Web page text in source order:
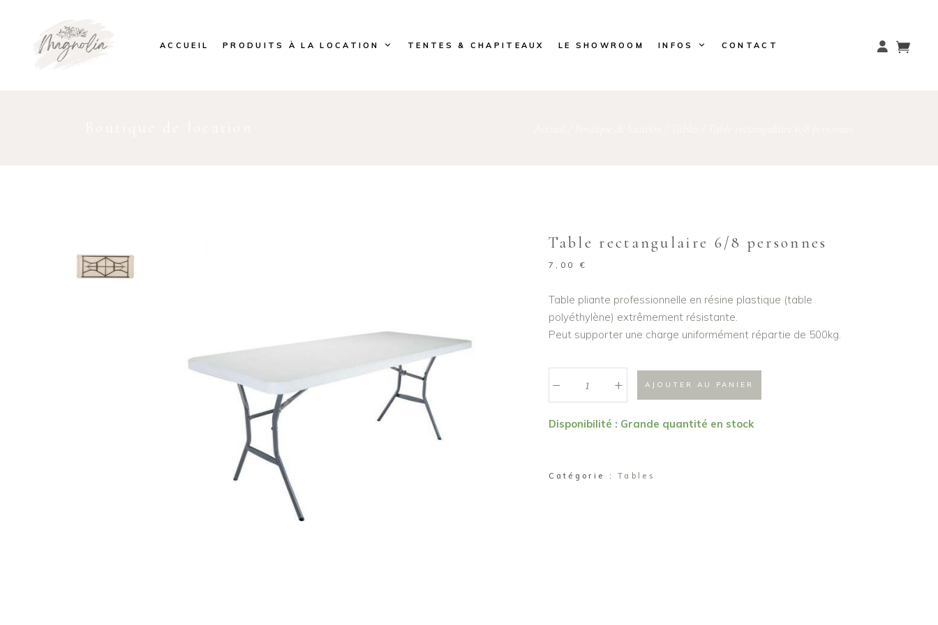
ACCUEIL PRODUITS À LA LOCATION TENTES & CHAPITEAUX LE SHOWROOM INFOS CONTACT
Table rectangulaire 6/8 personnes
7,00 €
Table pliante professionnelle en résine plastique (table
polyéthylène) extrêmement résistante.
Peut supporter une charge uniformément répartie de 500kg.
personnes
+ AJOUTER AU PANIER
Disponibilité : Grande quantité en stock
Catégorie :Tables